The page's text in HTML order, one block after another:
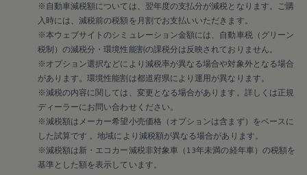
※自動車減税額については、翌年度の支払分が減税となります。ご購
入時には、減税前の税額を月割でお支払いいただきます。
※本ウェブサイトのシミュレーション金額には、自動車税（グリーン
税制）の減税分・環境性能割の課税分は反映されておりません。
※オプション選択などにより減税率が異なる場合や対象外となる場合
があります。環境性能割は都道府県により運用が異なります。
※減税の内容に関しては、変更となる場合があります。詳しくは正規
ディーラーにお問い合わせください。
※減税額はメーカー希望小売価格（オプションは含まず）をベースに
した試算です 。地域により減税額が異なる場合があります。
※減税額は新・エコカー減税非対象車（13年未満の経年車）の税額を
基準とした額を表示しています。